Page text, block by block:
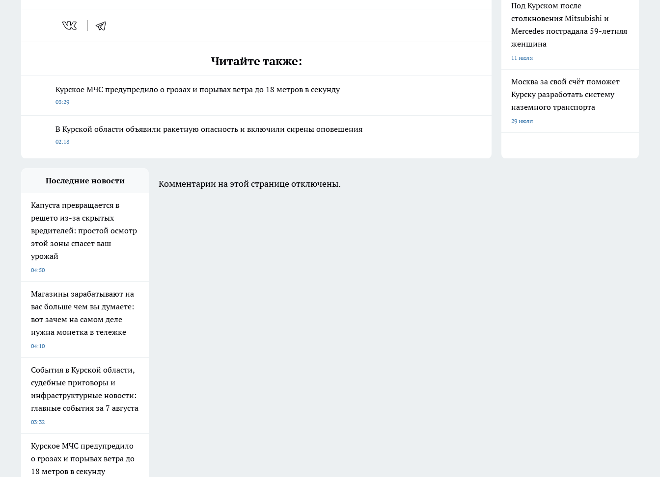
Читайте также:
Курское МЧС предупредило о грозах и порывах ветра до 18 метров в секунду
03:29
В Курской области объявили ракетную опасность и включили сирены оповещения
02:18
Под Курском после
столкновения Mitsubishi и
Mercedes пострадала 59-летняя
женщина
11 июля
Москва за свой счёт поможет
Курску разработать систему
наземного транспорта
29 июля
Последние новости
Капуста превращается в
решето из-за скрытых
вредителей: простой осмотр
этой зоны спасет ваш
урожай
04:50
Магазины зарабатывают на
вас больше чем вы думаете:
вот зачем на самом деле
нужна монетка в тележке
04:10
События в Курской области,
судебные приговоры и
инфраструктурные новости:
главные события за 7 августа
03:32
Курское МЧС предупредило
о грозах и порывах ветра до
18 метров в секунду
Комментарии на этой странице отключены.